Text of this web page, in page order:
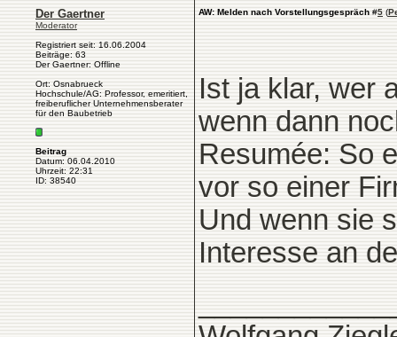
Der Gaertner
Moderator
Registriert seit: 16.06.2004
Beiträge: 63
Der Gaertner: Offline
Ort: Osnabrueck
Hochschule/AG: Professor, emeritiert,
freiberuflicher Unternehmensberater
für den Baubetrieb
Beitrag
Datum: 06.04.2010
Uhrzeit: 22:31
ID: 38540
AW: Melden nach Vorstellungsgespräch #5 (
Ist ja klar, wer
wenn dann
Resumée: So
vor so einer
Und wenn sie
Interesse an